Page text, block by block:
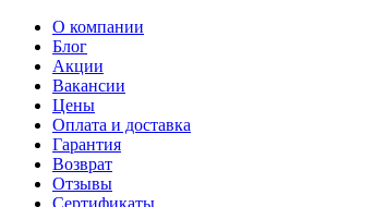
О компании
Блог
Акции
Вакансии
Цены
Оплата и доставка
Гарантия
Возврат
Отзывы
Сертификаты